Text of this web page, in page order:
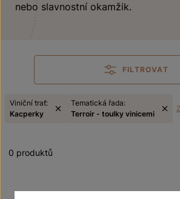
nebo slavnostní okamžik.
FILTROVAT
Viniční trať:
Kacperky
Tematická řada:
Terroir - toulky vinicemi
0 produktů